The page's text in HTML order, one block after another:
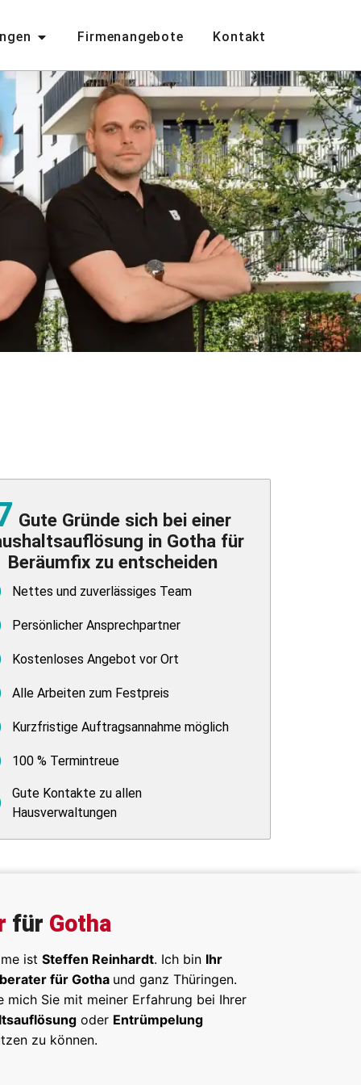
Firmenangebote Kontakt
Gute Gründe sich bei einer
in Gotha für
Beräumfix zu entscheiden
Nettes und zuverlässiges Team
Persönlicher Ansprechpartner
Kostenloses Angebot vor Ort
Alle Arbeiten zum Festpreis
Kurzfristige Auftragsannahme möglich
100 % Termintreue
Gute Kontakte zu allen
Hausverwaltungen
für Gotha
istSteffen Reinhardt. Ich bin Ihr
für Gotha und ganz Thüringen.
mich Sie mit meiner Erfahrung bei Ihrer
oder Entrümpelung
zu können.